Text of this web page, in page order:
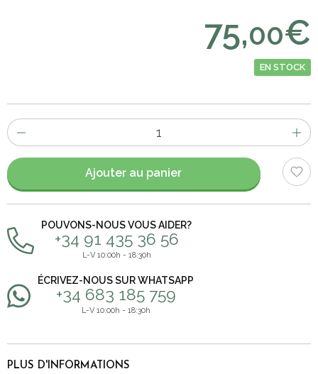
75,00€
EN STOCK
Nombre
d'items
Ajouter au panier
POUVONS-NOUS VOUS AIDER?
+34 91 435 36 56
L-V 10:00h - 18:30h
ÉCRIVEZ-NOUS SUR WHATSAPP
+34 683 185 759
L-V 10:00h - 18:30h
PLUS D'INFORMATIONS